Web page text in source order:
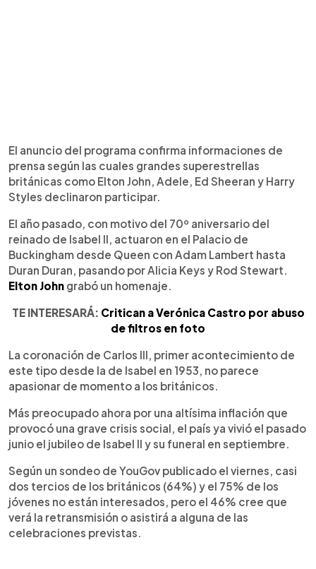
El anuncio del programa confirma informaciones de
prensa según las cuales grandes superestrellas
británicas como Elton John, Adele, Ed Sheeran y Harry
Styles declinaron participar.
El año pasado, con motivo del 70º aniversario del
reinado de Isabel II, actuaron en el Palacio de
Buckingham desde Queen con Adam Lambert hasta
Duran Duran, pasando por Alicia Keys y Rod Stewart.
Elton John grabó un homenaje.
TE INTERESARÁ: Critican a Verónica Castro por abuso
de filtros en foto
La coronación de Carlos III, primer acontecimiento de
este tipo desde la de Isabel en 1953, no parece
apasionar de momento a los británicos.
Más preocupado ahora por una altísima inflación que
provocó una grave crisis social, el país ya vivió el pasado
junio el jubileo de Isabel II y su funeral en septiembre.
Según un sondeo de YouGov publicado el viernes, casi
dos tercios de los británicos (64%) y el 75% de los
jóvenes no están interesados, pero el 46% cree que
verá la retransmisión o asistirá a alguna de las
celebraciones previstas.